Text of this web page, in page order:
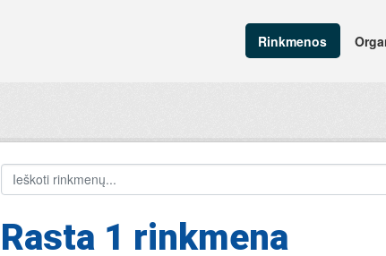
Rinkmenos
Rasta 1 rinkmena